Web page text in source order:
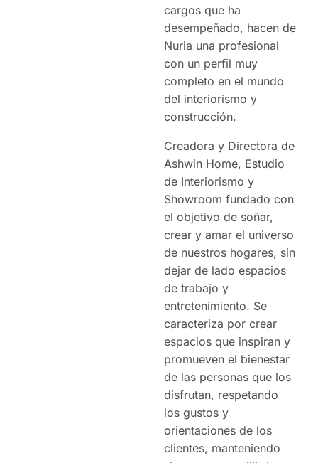
cargos que ha
desempeñado, hacen de
Nuria una profesional
con un perfil muy
completo en el mundo
del interiorismo y
construcción.
Creadora y Directora de
Ashwin Home, Estudio
de Interiorismo y
Showroom fundado con
el objetivo de soñar,
crear y amar el universo
de nuestros hogares, sin
dejar de lado espacios
de trabajo y
entretenimiento. Se
caracteriza por crear
espacios que inspiran y
promueven el bienestar
de las personas que los
disfrutan, respetando
los gustos y
orientaciones de los
clientes, manteniendo